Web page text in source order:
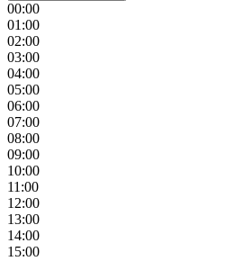
00:00
01:00
02:00
03:00
04:00
05:00
06:00
07:00
08:00
09:00
10:00
11:00
12:00
13:00
14:00
15:00